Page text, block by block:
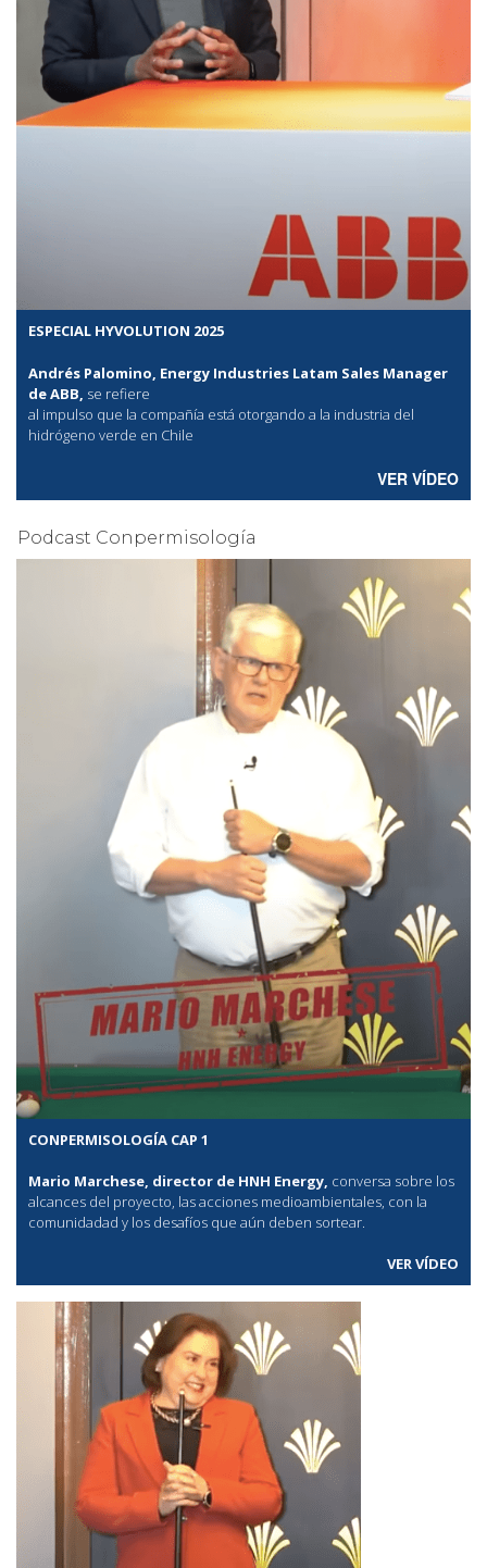
ESPECIAL HYVOLUTION 2025
Andrés Palomino, Energy Industries Latam Sales Manager
de ABB, se refiere
al impulso que la compañía está otorgando a la industria del
hidrógeno verde en Chile
VER VÍDEO
Podcast Conpermisología
CONPERMISOLOGÍA CAP 1
Mario Marchese, director de HNH Energy, conversa sobre los
alcances del proyecto, las acciones medioambientales, con la
comunidadad y los desafíos que aún deben sortear.
VER VÍDEO